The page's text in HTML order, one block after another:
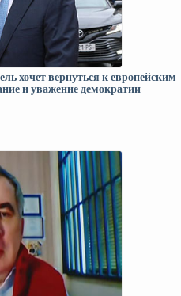
хочет вернуться к европейским
и уважение демократии